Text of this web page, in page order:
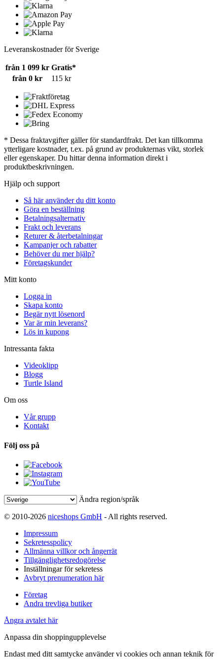
Leveranskostnader för Sverige
från 1 099 kr Gratis*
från 0 kr
115 kr
* Dessa fraktavgifter gäller för standardfrakt. Det kan tillkomma
ytterligare kostnader, t.ex. på grund av produkternas vikt, storlek
eller egenskaper. Du hittar denna information direkt i
produktbeskrivningen.
Hjälp och support
Så här använder du ditt konto
Göra en beställning
Betalningsalternativ
Frakt och leverans
Returer & återbetalningar
Kampanjer och rabatter
Behöver du mer hjälp?
Företagskunder
Mitt konto
Logga in
Skapa konto
Begär nytt lösenord
Var är min leverans?
Lös in kupong
Intressanta fakta
Videoklipp
Blogg
Turtle Island
Om oss
Vår grupp
Kontakt
Följ oss på
Ändra region/språk
© 2010-2026 niceshops GmbH - All rights reserved.
Impressum
Sekretesspolicy
Allmänna villkor och ångerrät
Tillgänglighetsredogörelse
Inställningar för sekretess
Avbryt prenumeration här
Företag
Andra trevliga butiker
Ångra avtalet här
Anpassa din shoppingupplevelse
Endast med ditt samtycke använder vi cookies och annan teknik för